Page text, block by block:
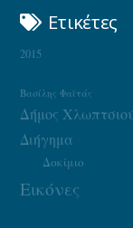
Ετικέτες
2015
Βασίλης Φαϊτάς
Δήμος
Διήγημα
Δοκίμιο
Εικόνες